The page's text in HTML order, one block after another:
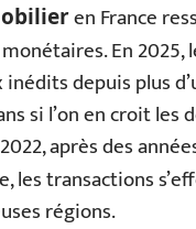
en France
En 2025,
depuis plus
si l’on en croit
après des
les transactions
régions.